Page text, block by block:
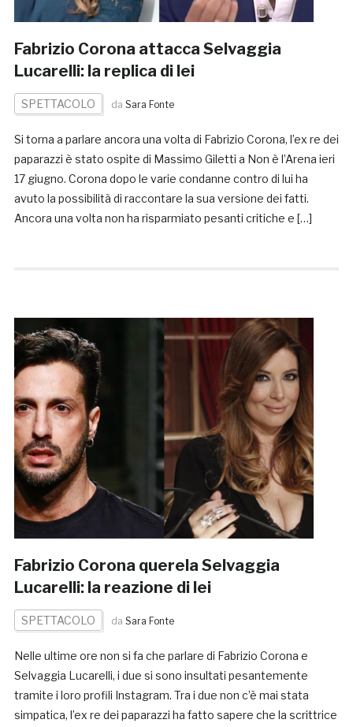
Fabrizio Corona attacca Selvaggia
Lucarelli: la replica di lei
SPETTACOLO da Sara Fonte
Si torna a parlare ancora una volta di Fabrizio Corona, l’ex re dei
paparazzi è stato ospite di Massimo Giletti a Non è l’Arena ieri
17 giugno. Corona dopo le varie condanne contro di lui ha
avuto la possibilità di raccontare la sua versione dei fatti.
Ancora una volta non ha risparmiato pesanti critiche e […]
Fabrizio Corona querela Selvaggia
Lucarelli: la reazione di lei
SPETTACOLO da Sara Fonte
Nelle ultime ore non si fa che parlare di Fabrizio Corona e
Selvaggia Lucarelli, i due si sono insultati pesantemente
tramite i loro profili Instagram. Tra i due non c’è mai stata
simpatica, l’ex re dei paparazzi ha fatto sapere che la scrittrice